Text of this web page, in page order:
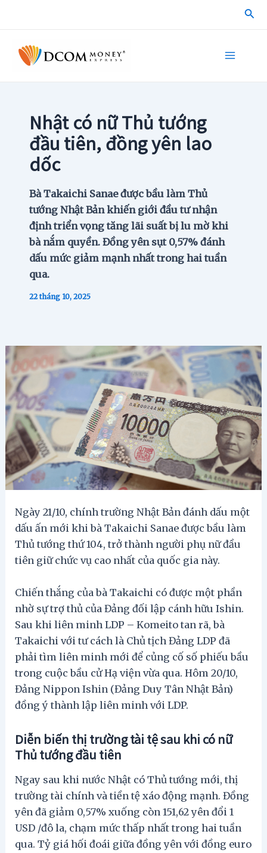
Nhật có nữ Thủ tướng
đầu tiên, đồng yên lao
dốc
Bà Takaichi Sanae được bầu làm Thủ
tướng Nhật Bản khiến giới đầu tư nhận
định triển vọng tăng lãi suất bị lu mờ khi
bà nắm quyền. Đồng yên sụt 0,57% đánh
dấu mức giảm mạnh nhất trong hai tuần
qua.
22 tháng 10, 2025
Ngày 21/10, chính trường Nhật Bản đánh dấu một
dấu ấn mới khi bà Takaichi Sanae được bầu làm
Thủ tướng thứ 104, trở thành người phụ nữ đầu
tiên giữ chức vụ cao nhất của quốc gia này.
Chiến thắng của bà Takaichi có được một phần
nhờ sự trợ thủ của Đảng đối lập cánh hữu Ishin.
Sau khi liên minh LDP – Komeito tan rã, bà
Takaichi với tư cách là Chủ tịch Đảng LDP đã
phải tìm liên minh mới để củng cố số phiếu bầu
trong cuộc bầu cử Hạ viện vừa qua. Hôm 20/10,
Đảng Nippon Ishin (Đảng Duy Tân Nhật Bản)
đồng ý thành lập liên minh với LDP.
Diễn biến thị trường tài tệ sau khi có nữ
Thủ tướng đầu tiên
Ngay sau khi nước Nhật có Thủ tướng mới, thị
trường tài chính và tiền tệ xáo động mạnh. Đồng
yên đã giảm 0,57% xuống còn 151,62 yên đổi 1
USD /đô la, chạm mức thấp nhất trong hai tuần
qua. Tỷ giá hối đoái giữa đồng yên với đồng euro